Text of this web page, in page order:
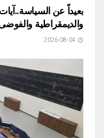
بعيداً عن
والديمقراطية